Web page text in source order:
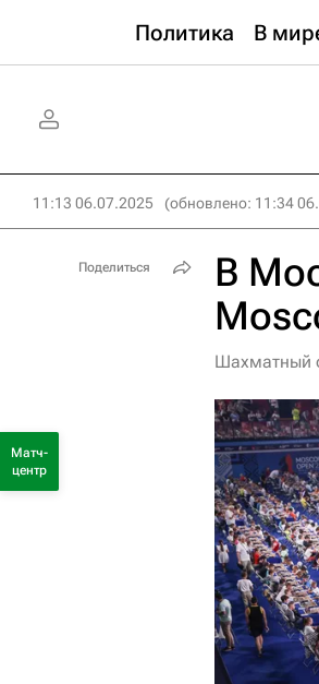
Политика В
11:13 06.07.2025 (обновлено: 11:34
В
Шахматный
Поделиться
Матч-
центр